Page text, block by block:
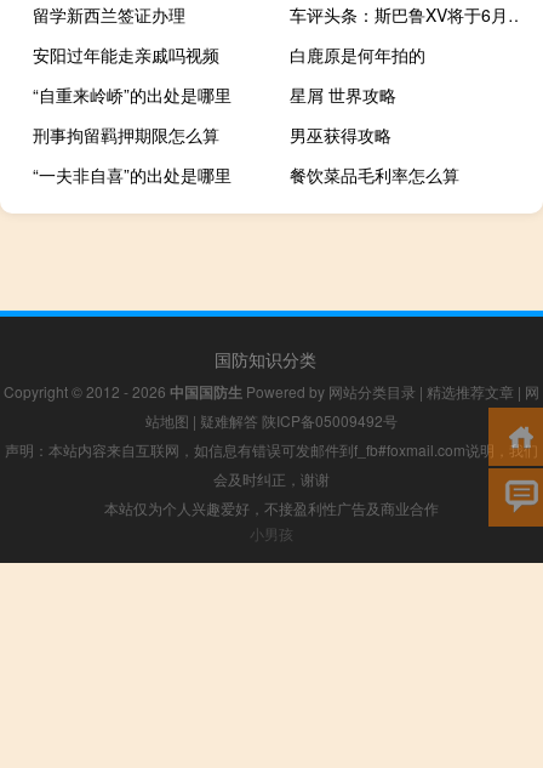
留学新西兰签证办理
车评头条：斯巴鲁XV将于6月在澳大利亚发售起价为27,990澳元
安阳过年能走亲戚吗视频
白鹿原是何年拍的
“自重来岭峤”的出处是哪里
星屑 世界攻略
刑事拘留羁押期限怎么算
男巫获得攻略
“一夫非自喜”的出处是哪里
餐饮菜品毛利率怎么算
国防知识分类
Copyright © 2012 - 2026 中国国防生 Powered by 网站分类目录 | 精选推荐文章 | 网
站地图 | 疑难解答 陕ICP备05009492号
声明：本站内容来自互联网，如信息有错误可发邮件到f_fb#foxmail.com说明，我们
会及时纠正，谢谢
本站仅为个人兴趣爱好，不接盈利性广告及商业合作
小男孩